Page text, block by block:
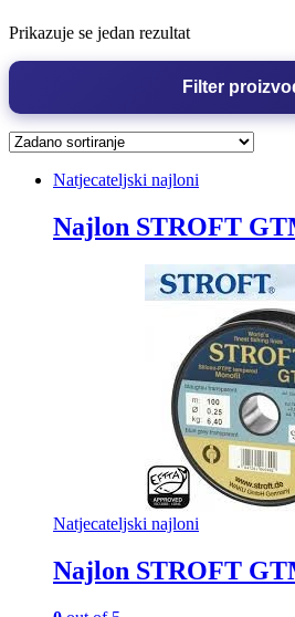
Prikazuje se jedan rezultat
Filter
Natjecateljski najloni
Najlon STROFT
Natjecateljski najloni
Najlon STROFT